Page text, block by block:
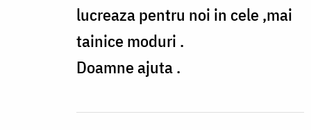
lucreaza pentru noi in cele ,mai
tainice moduri .
Doamne ajuta .